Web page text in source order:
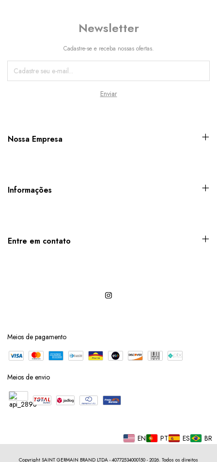
Newsletter
Cadastre-se e receba nossas ofertas.
Nossa Empresa
Informações
Entre em contato
Meios de pagamento
Meios de envio
EN PT ES BR
Copyright SAINT GERMAIN BRAND LTDA - 40772534000150 - 2026. Todos os direitos